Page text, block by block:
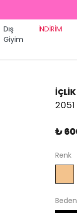
Dış
Giyim
İNDİRİM
İÇLİK
₺
Renk
Beden